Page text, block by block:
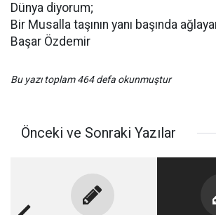
Dünya diyorum;
Bir Musalla taşının yanı başında
Başar Özdemir
Bu yazı toplam 464 defa okunmuştur
Önceki ve Sonraki Yazılar